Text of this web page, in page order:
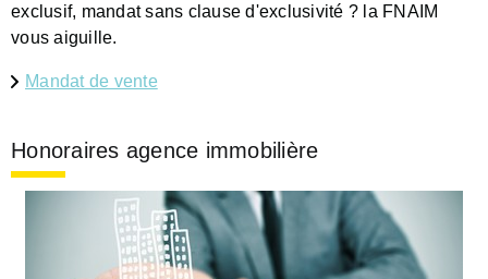
exclusif, mandat sans clause d'exclusivité ? la FNAIM
vous aiguille.
Mandat de vente
Honoraires agence immobilière